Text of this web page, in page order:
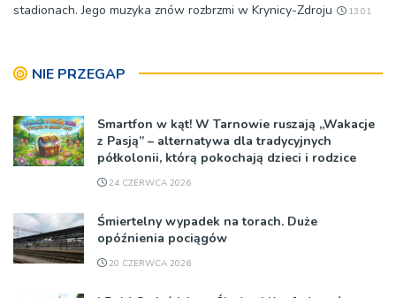
stadionach. Jego muzyka znów rozbrzmi w Krynicy-Zdroju
13:01
NIE PRZEGAP
Smartfon w kąt! W Tarnowie ruszają „Wakacje
z Pasją” – alternatywa dla tradycyjnych
półkolonii, którą pokochają dzieci i rodzice
24 CZERWCA 2026
Śmiertelny wypadek na torach. Duże
opóźnienia pociągów
20 CZERWCA 2026